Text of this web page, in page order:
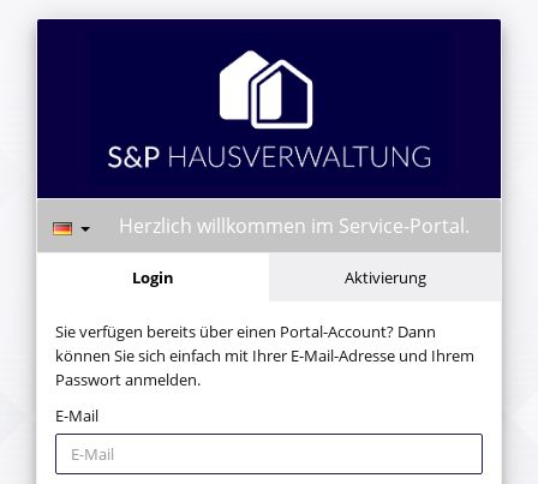
Herzlich willkommen im Service-Portal.
Login Aktivierung
Sie verfügen bereits über einen Portal-Account? Dann
können Sie sich einfach mit Ihrer E-Mail-Adresse und Ihrem
Passwort anmelden.
E-Mail